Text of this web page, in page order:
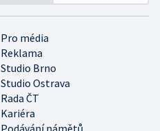
Pro média
Reklama
Studio Brno
Studio Ostrava
Rada ČT
Kariéra
Podávání námětů